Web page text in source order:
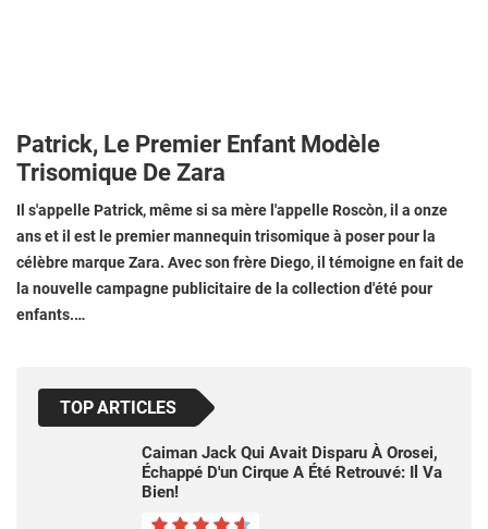
Patrick, Le Premier Enfant Modèle
Trisomique De Zara
Il s'appelle Patrick, même si sa mère l'appelle Roscòn, il a onze
ans et il est le premier mannequin trisomique à poser pour la
célèbre marque Zara. Avec son frère Diego, il témoigne en fait de
la nouvelle campagne publicitaire de la collection d'été pour
enfants.…
TOP ARTICLES
Caiman Jack Qui Avait Disparu À Orosei,
Échappé D'un Cirque A Été Retrouvé: Il Va
Bien!